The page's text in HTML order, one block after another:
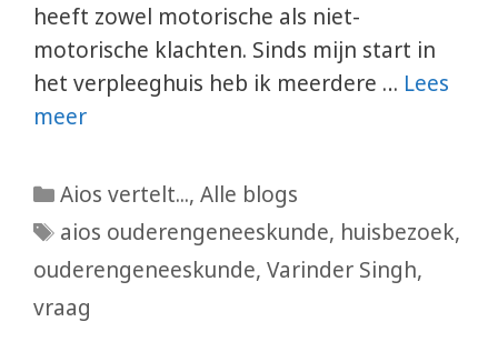
heeft zowel motorische als niet-
motorische klachten. Sinds mijn start in
het verpleeghuis heb ik meerdere … Lees
meer
Categorieën
Aios vertelt...,Alle blogs
Tags
aios ouderengeneeskunde, huisbezoek,
ouderengeneeskunde, Varinder Singh,
vraag